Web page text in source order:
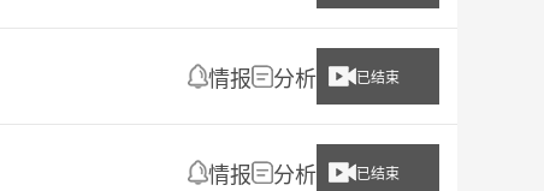
情报 分析 已结束
情报 分析 已结束